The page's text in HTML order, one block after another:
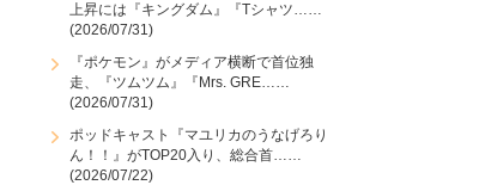
上昇には『キングダム』『Tシャツ……
(2026/07/31)
『ポケモン』がメディア横断で首位独
走、『ツムツム』『Mrs. GRE……
(2026/07/31)
ポッドキャスト『マユリカのうなげろり
ん！！』がTOP20入り、総合首……
(2026/07/22)